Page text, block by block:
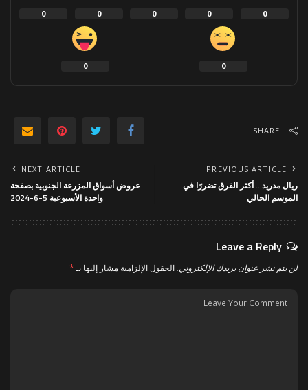
0
0
0
0
0
0
0
SHARE
PREVIOUS ARTICLE
ريال مدريد .. أكثر الفرق تضررًا في
الموسم الحالي
NEXT ARTICLE
عروض أسواق المزرعة الجنوبية بصفحة
واحدة الأسبوعية 5-6-2024
Leave a Reply
لن يتم نشر عنوان بريدك الإلكتروني.الحقول الإلزامية مشار إليها بـ*